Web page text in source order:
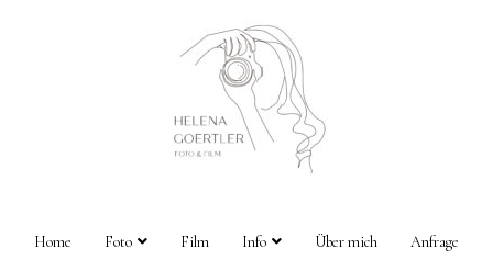
Home Foto Film Info Über mich Anfrage